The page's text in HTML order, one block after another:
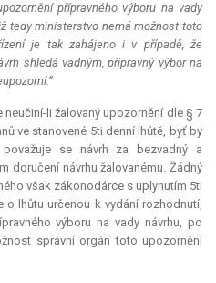
přípravného výboru na vady
tedy ministerstvo nemá možnost toto
je tak zahájeno i v případě, že
shledá vadným, přípravný výbor na
neučiní-li žalovaný upozornění dle § 7
ve stanovené 5ti denní lhůtě, byť by
se návrh za bezvadný a
doručení návrhu žalovanému. Žádný
však zákonodárce s uplynutím 5ti
o lhůtu určenou k vydání rozhodnutí,
výboru na vady návrhu, po
správní orgán toto upozornění